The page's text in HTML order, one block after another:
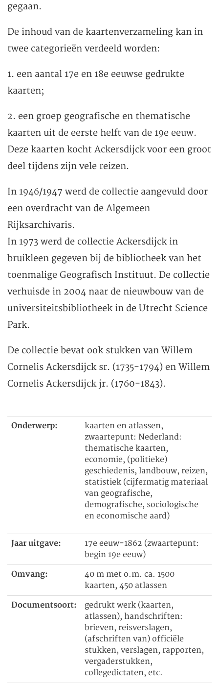
gegaan.
De inhoud van de kaartenverzameling kan in
twee categorieën verdeeld worden:
1. een aantal 17e en 18e eeuwse gedrukte
kaarten;
2. een groep geografische en thematische
kaarten uit de eerste helft van de 19e eeuw.
Deze kaarten kocht Ackersdijck voor een groot
deel tijdens zijn vele reizen.
In 1946/1947 werd de collectie aangevuld door
een overdracht van de Algemeen
Rijksarchivaris.
In 1973 werd de collectie Ackersdijck in
bruikleen gegeven bij de bibliotheek van het
toenmalige Geografisch Instituut. De collectie
verhuisde in 2004 naar de nieuwbouw van de
universiteitsbibliotheek in de Utrecht Science
Park.
De collectie bevat ook stukken van Willem
Cornelis Ackersdijck sr. (1735-1794) en Willem
Cornelis Ackersdijck jr. (1760-1843).
Onderwerp:
kaarten en atlassen,
zwaartepunt: Nederland:
thematische kaarten,
economie, (politieke)
geschiedenis, landbouw, reizen,
statistiek (cijfermatig materiaal
van geografische,
demografische, sociologische
en economische aard)
Jaar uitgave:
17e eeuw-1862 (zwaartepunt:
begin 19e eeuw)
Omvang:
40 m met o.m. ca. 1500
kaarten, 450 atlassen
Documentsoort:
gedrukt werk (kaarten,
atlassen), handschriften:
brieven, reisverslagen,
(afschriften van) officiële
stukken, verslagen, rapporten,
vergaderstukken,
collegedictaten, etc.